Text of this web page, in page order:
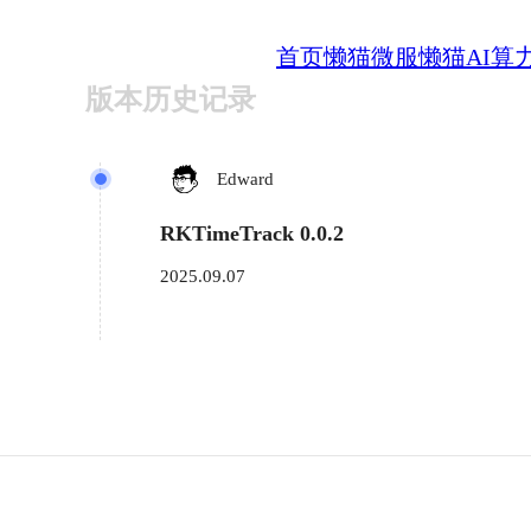
首页懒猫微服懒猫AI算
版本历史记录
Edward
RKTimeTrack 0.0.2
2025.09.07